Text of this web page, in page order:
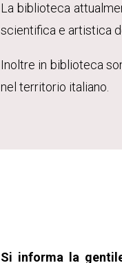
La biblioteca
scientifica e artistica
Inoltre in biblioteca
nel territorio italiano.
Si informa la